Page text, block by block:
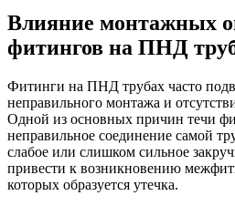
Влияние монтажных
фитингов на ПНД
Фитинги на ПНД трубах часто
неправильного монтажа и
Одной из основных причин течи
неправильное соединение самой
слабое или слишком сильное
привести к возникновению
которых образуется утечка.